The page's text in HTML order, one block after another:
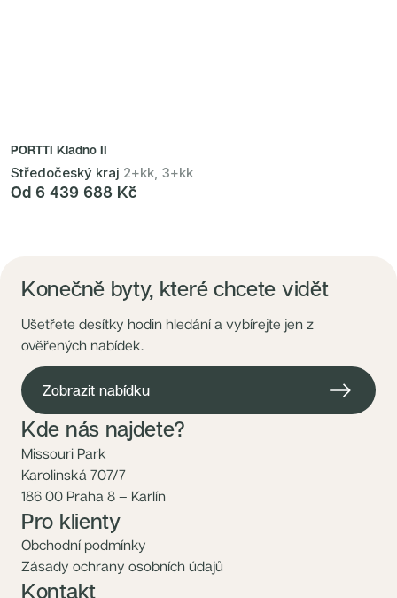
PORTTI Kladno II
Středočeský kraj 2+kk, 3+kk
Od 6 439 688 Kč
Konečně byty, které chcete vidět
Ušetřete desítky hodin hledání a vybírejte jen z
ověřených nabídek.
Zobrazit nabídku
Kde nás najdete?
Missouri Park
Karolinská 707/7
186 00 Praha 8 – Karlín
Pro klienty
Obchodní podmínky
Zásady ochrany osobních údajů
Kontakt